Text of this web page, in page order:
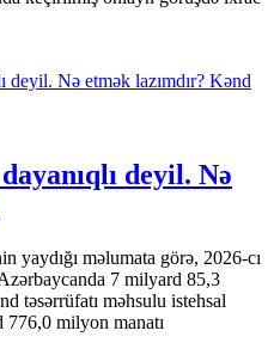
Kənd
deyil. Nə
yaydığı məlumata görə, 2026-cı
7 milyard 85,3
təsərrüfatı məhsulu istehsal
milyon manatı